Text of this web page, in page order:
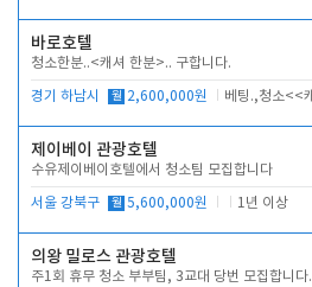
바로호텔
청소한분..<캐셔 한분>.. 구합니다.
경기 하남시 월 2,600,000원
제이베이 관광호텔
수유제이베이호텔에서 청소팀 모집합니다
서울 강북구 월 5,600,000원 1년 이상
의왕 밀로스 관광호텔
주1회 휴무 청소 부부팀, 3교대 당번 모집합니다.